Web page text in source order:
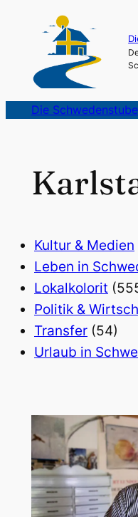
Die Schwedenstube
Kultur & Medien
Leben in
Lokalkolorit
Politik &
Transfer (54)
Urlaub in